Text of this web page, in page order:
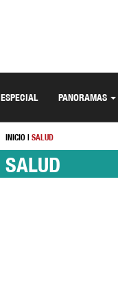
ESPECIAL PANORAMAS
INICIO| SALUD
SALUD